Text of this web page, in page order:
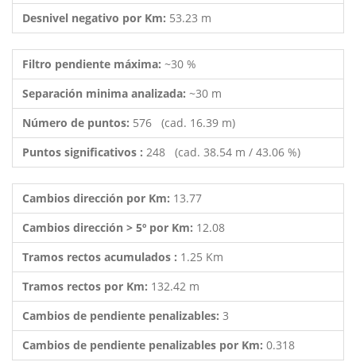
Desnivel negativo por Km: 53.23 m
Filtro pendiente máxima: ~30 %
Separación minima analizada: ~30 m
Número de puntos: 576 (cad. 16.39 m)
Puntos significativos : 248 (cad. 38.54 m / 43.06 %)
Cambios dirección por Km: 13.77
Cambios dirección > 5º por Km: 12.08
Tramos rectos acumulados : 1.25 Km
Tramos rectos por Km: 132.42 m
Cambios de pendiente penalizables: 3
Cambios de pendiente penalizables por Km: 0.318